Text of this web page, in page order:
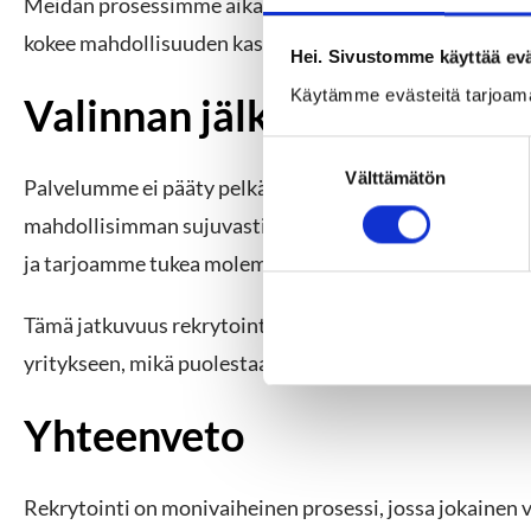
Hei. Sivustomme käyttää
Käytämme evästeitä
s
t
m
k
a
Välttämätön
kokee mahdollisuuden kasvuun ja kehitykseen uudessa
Valinnan jälkeinen tuki
Palvelumme ei pääty pelkästään oikean henkilön
mahdollisimman sujuvasti. Tästä syystä
ja tarjoamme tukea molemmille osapuolille.
Tämä jatkuvuus rekrytointiprosessissa auttaa uuden
yritykseen, mikä puolestaan edistää työntekijän
Yhteenveto
Rekrytointi on monivaiheinen prosessi, jossa